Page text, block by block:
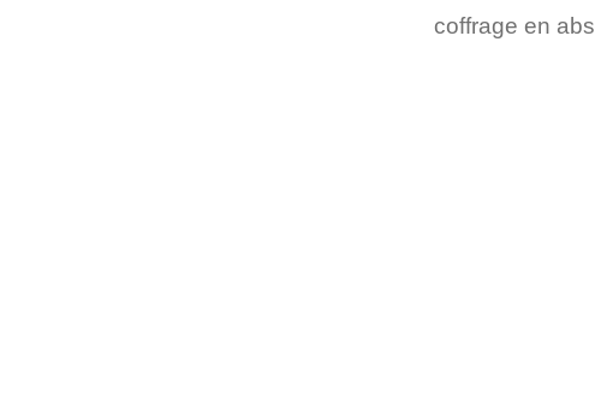
coffrage en abs